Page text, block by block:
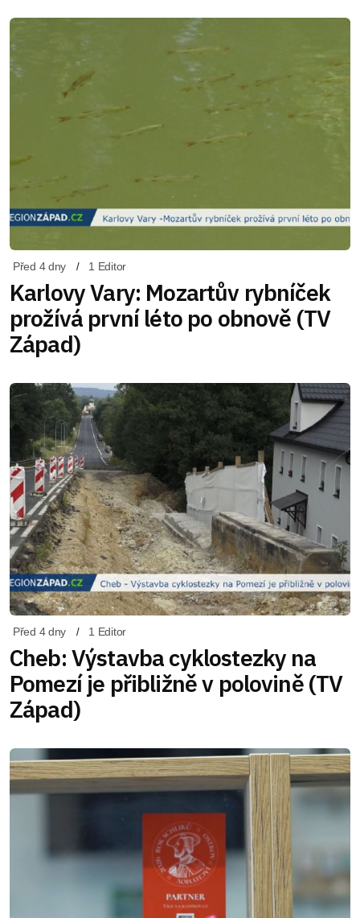
Před 4 dny 1 Editor
Karlovy Vary: Mozartův rybníček
prožívá první léto po obnově (TV
Západ)
Před 4 dny 1 Editor
Cheb: Výstavba cyklostezky na
Pomezí je přibližně v polovině (TV
Západ)